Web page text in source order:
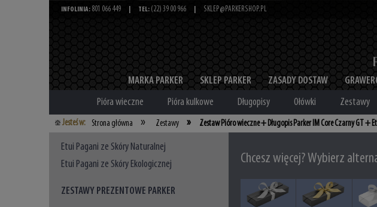
MARKA PARKER SKLEP PARKER ZASADY DOSTAW
INFOLINIA: 801 066 449 TEL: (22) 39 00 966 SKLEP@PARKERSHOP.PL
Pióra wieczne Pióra kulkowe Długopisy Ołówki Zestawy
Jesteś w: Strona główna » Zestawy » Zestaw Pióro wieczne + Długopis Parker IM Core Czarny GT +
Etui Pagani ze Skóry Naturalnej
Etui Pagani ze Skóry Ekologicznej
ZESTAWY PREZENTOWE PARKER
Chcesz więcej? Wybierz